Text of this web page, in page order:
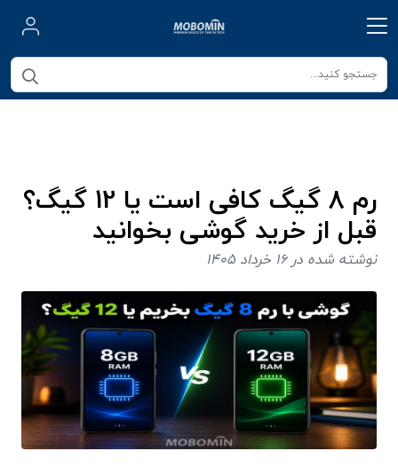
رم 8 گیگ کافی است یا 12 گیگ؟
قبل از خرید گوشی بخوانید
نوشته شده در 16 خرداد 1405